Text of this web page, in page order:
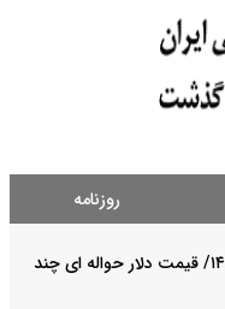
روزنامه
قیمت دلار توافقی امروز یکشنبه ۱۸ مرداد ۱۴۰۵/ قیمت دلار حواله ای چند